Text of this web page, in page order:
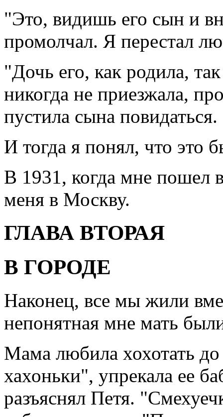
"Это, видишь его сын и
промолчал. Я перестал
"Дочь его, как родила,
никогда не приезжала,
пустила сына
И тогда я понял, что это
В 1931, когда мне пошел
меня в Москву.
ГЛАВА ВТОРАЯ
В ГОРОДЕ
Наконец, все мы жили
непонятная мне мать
Мама любила хохотать
хахоньки", упрекала ее
разъяснял Петя.